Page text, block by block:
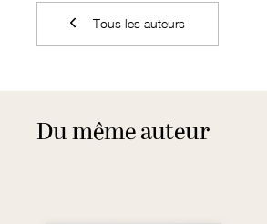
Tous les auteurs
Du même auteur